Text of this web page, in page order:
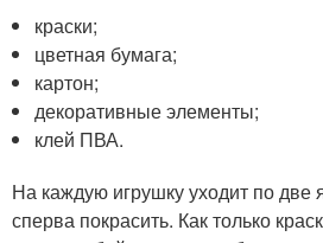
краски;
цветная бумага;
картон;
декоративные элементы;
клей ПВА.
На каждую игрушку уходит по две
сперва покрасить. Как только